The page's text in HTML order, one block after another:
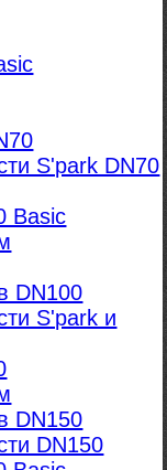
S'park DN70
Basic
DN100
S'park и
DN150
DN150